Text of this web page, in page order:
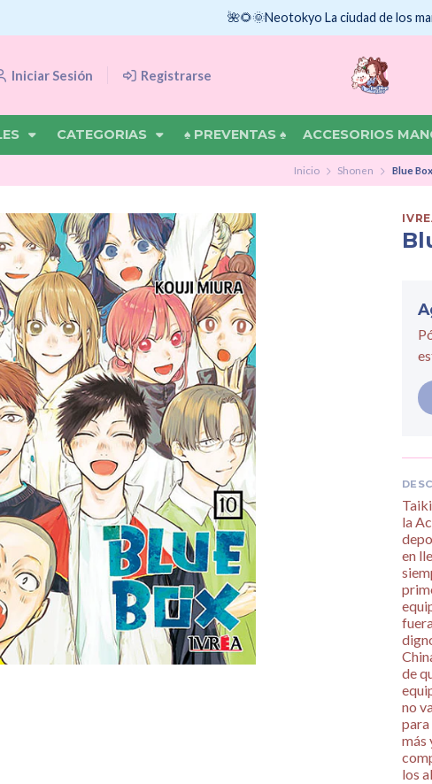
Iniciar Sesión Registrarse
CATEGORIAS ♠ PREVENTAS ♠ ACCESORIOS
🌺🌻🌞Neotokyo La ciudad de los
Inicio Shonen Blue
la
en
de
no
para
más
los